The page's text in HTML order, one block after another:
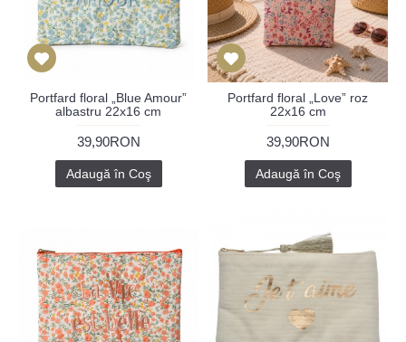
Portfard floral „Blue Amour”
albastru 22x16 cm
39,90RON
Adaugă în Coş
Portfard floral „Love” roz
22x16 cm
39,90RON
Adaugă în Coş